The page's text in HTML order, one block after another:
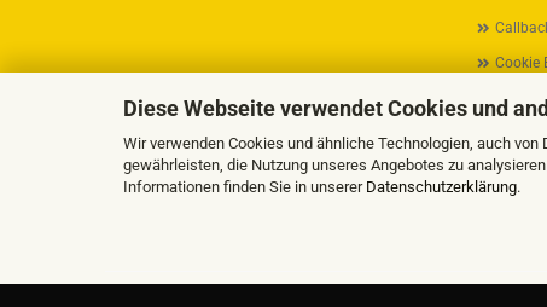
Diese Webseite verwendet Cookies und
Wir verwenden Cookies und ähnliche Technologien, auch
gewährleisten, die Nutzung unseres Angebotes zu
Informationen finden Sie in unserer Datenschutzerklärung.
Cookie